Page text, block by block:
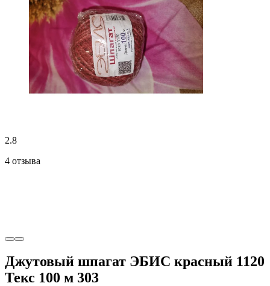
2.8
4 отзыва
Джутовый шпагат ЭБИС красный 1120
Текс 100 м 303